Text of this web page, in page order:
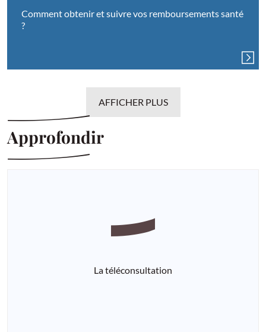
Comment obtenir et suivre vos remboursements santé
?
AFFICHER PLUS
Approfondir
La téléconsultation